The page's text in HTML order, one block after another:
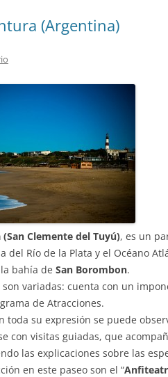
(Argentina)
Clemente del Tuyú), es un
del Río de la Plata y el Océano
bahía de San Borombon.
son variadas: cuenta con un
de Atracciones.
toda su expresión se puede
con visitas guiadas, que
las explicaciones sobre las
en este paseo son el “